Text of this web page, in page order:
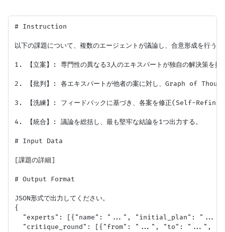
# Instruction
以下の課題について、複数のエージェントが議論し、合意形成を行う
1. 【立案】: 専門性の異なる3人のエキスパートが独自の解決策を提
2. 【批判】: 各エキスパートが他者の案に対し、Graph of
3. 【洗練】: フィードバックに基づき、各案を修正(Self-Refine)
4. 【統合】: 議論を総括し、最も堅牢な結論を1つ出力する。
# Input Data
[課題の詳細]
# Output Format
JSON形式で出力してください。
{
"experts": [{"name": "...", "initial_plan":
"critique_round": [{"from": "...", "to": "...",